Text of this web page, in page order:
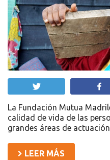
La Fundación Mutua
calidad de vida de las
grandes áreas de
LEER MÁS